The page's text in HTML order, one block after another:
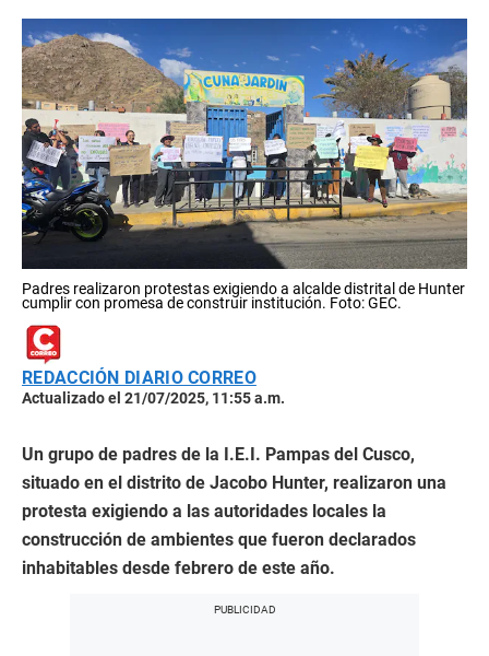
Padres realizaron protestas exigiendo a alcalde distrital de Hunter
cumplir con promesa de construir institución. Foto: GEC.
REDACCIÓN DIARIO CORREO
Actualizado el 21/07/2025, 11:55 a.m.
Un grupo de padres de la I.E.I. Pampas del Cusco,
situado en el distrito de Jacobo Hunter, realizaron una
protesta exigiendo a las autoridades locales la
construcción de ambientes que fueron declarados
inhabitables desde febrero de este año.